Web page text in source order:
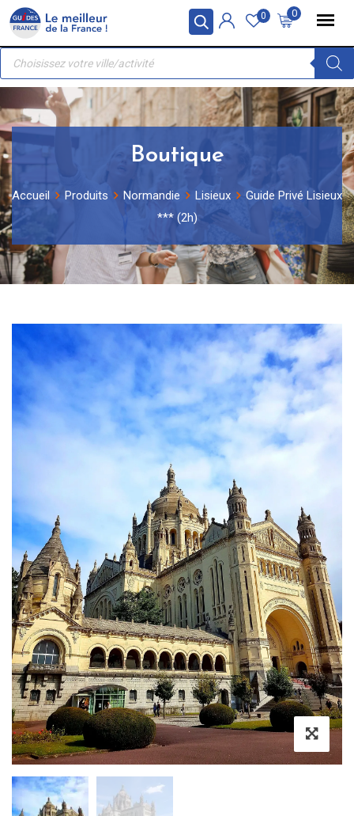
Panneau de gestion des cookies
Skip
content
0
0
Recherche
produits
Boutique
Accueil Produits Normandie Lisieux
Guide Privé Lisieux
*** (2h)